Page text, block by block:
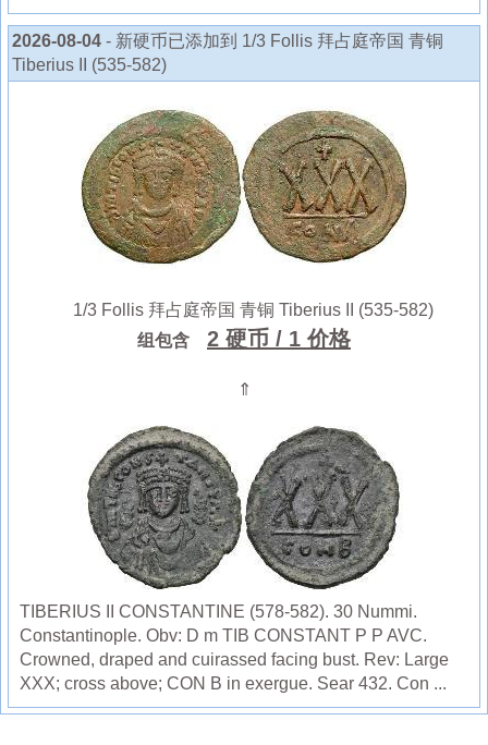
2026-08-04 - 新硬币已添加到 1/3 Follis 拜占庭帝国 青铜
Tiberius II (535-582)
1/3 Follis 拜占庭帝国 青铜 Tiberius II (535-582)
组包含
2 硬币 / 1 价格
⇑
TIBERIUS II CONSTANTINE (578-582). 30 Nummi.
Constantinople. Obv: D m TIB CONSTANT P P AVC.
Crowned, draped and cuirassed facing bust. Rev: Large
XXX; cross above; CON B in exergue. Sear 432. Con ...